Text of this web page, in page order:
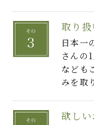
取り
日本一
さんの
なども
みを取
欲し